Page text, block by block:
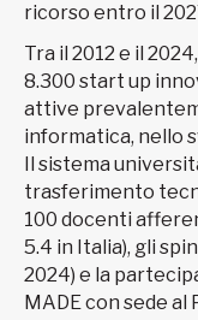
ricorso entro il
Tra il 2012 e il
8.300 start up
attive
informatica, nello
Il sistema
trasferimento
100 docenti
5.4 in Italia), gli
2024) e la
MADE con sede al